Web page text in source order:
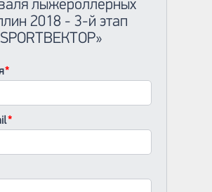
лыжероллерных
2018 - 3-й этап